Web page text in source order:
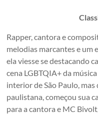
Rapper, cantora e
melodias marcantes e um
ela viesse se destacando
cena LGBTQIA+ da
interior de São Paulo,
paulistana, começou sua
para a cantora e MC